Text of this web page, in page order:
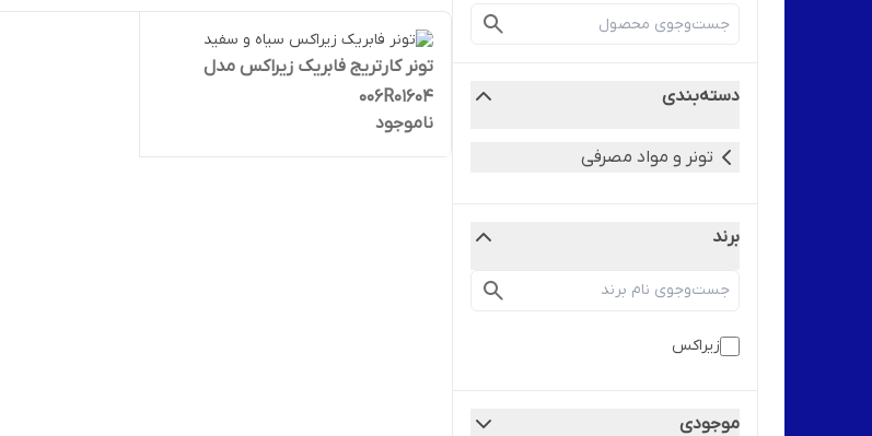
دسته‌بندی
تونر و مواد مصرفی
برند
زیراکس
موجودی
تونر کارتریج فابریک زیراکس مدل
006R01604
ناموجود